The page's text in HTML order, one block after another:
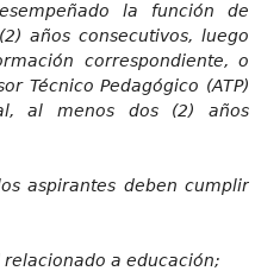
la función de
años consecutivos, luego
correspondiente, o
Técnico Pedagógico (ATP)
al menos dos (2) años
aspirantes deben cumplir
a educación;